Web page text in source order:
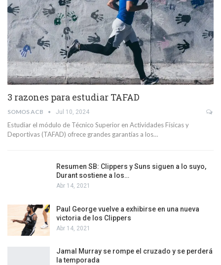
3 razones para estudiar TAFAD
SOMOS ACB Jul 10, 2024
Estudiar el módulo de Técnico Superior en Actividades Físicas y
Deportivas (TAFAD) ofrece grandes garantías a los…
Resumen SB: Clippers y Suns siguen a lo suyo,
Durant sostiene a los…
Abr 14, 2021
Paul George vuelve a exhibirse en una nueva
victoria de los Clippers
Abr 14, 2021
Jamal Murray se rompe el cruzado y se perderá
la temporada